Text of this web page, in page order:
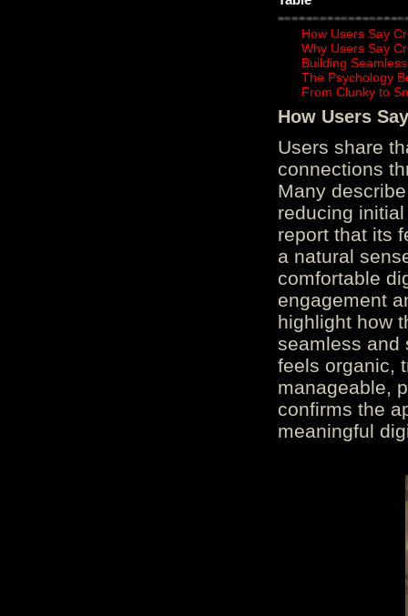
How Users Say
Why Users Say
Building
The Psychology
From Clunky to
How Users
Users share
connections
Many
reducing
report that its
a natural
comfortable
engagement
highlight how
seamless and
feels organic,
manageable,
confirms the
meaningful